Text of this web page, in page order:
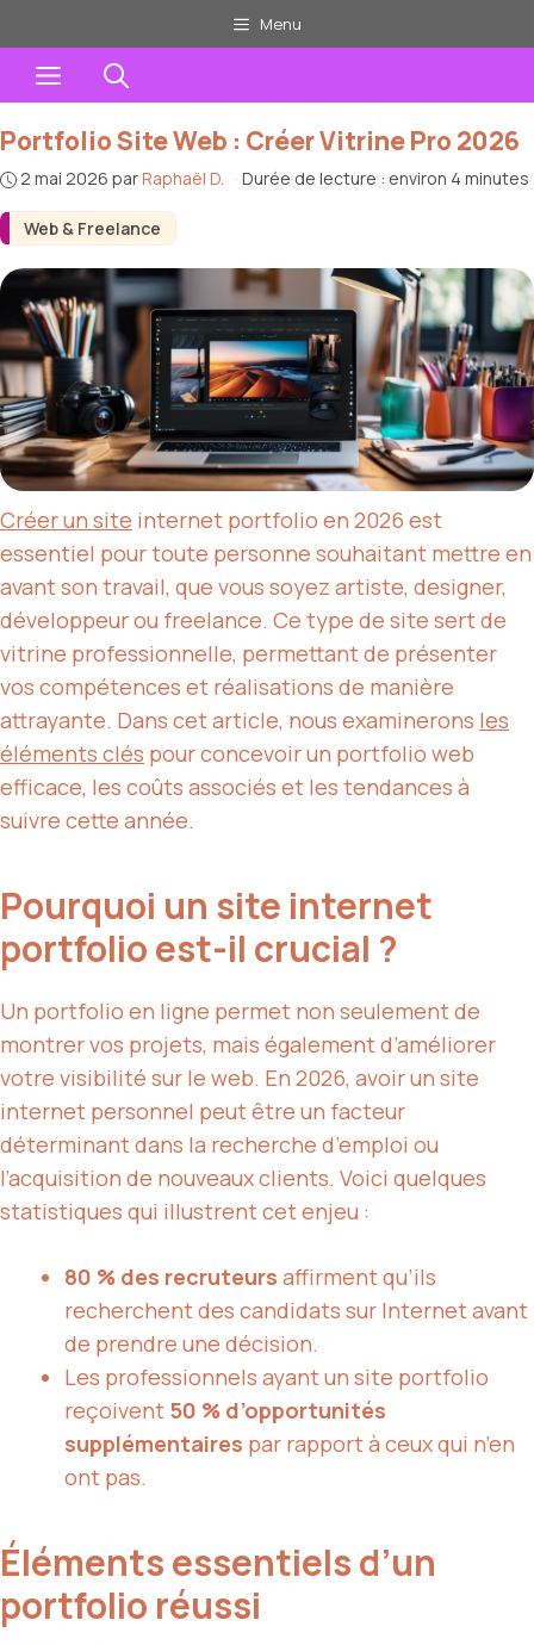
au
contenu
Menu
Menu
Web & Freelance
Portfolio Site Web : Créer Vitrine Pro 2026
2 mai 2026 parRaphaël D. · Durée de lecture : environ 4 minutes
Créer un site internet portfolio en 2026 est
essentiel pour toute personne souhaitant mettre en
avant son travail, que vous soyez artiste, designer,
développeur ou freelance. Ce type de site sert de
vitrine professionnelle, permettant de présenter
vos compétences et réalisations de manière
attrayante. Dans cet article, nous examinerons les
éléments clés pour concevoir un portfolio web
efficace, les coûts associés et les tendances à
suivre cette année.
Pourquoi un site internet
portfolio est-il crucial ?
Un portfolio en ligne permet non seulement de
montrer vos projets, mais également d’améliorer
votre visibilité sur le web. En 2026, avoir un site
internet personnel peut être un facteur
déterminant dans la recherche d’emploi ou
l’acquisition de nouveaux clients. Voici quelques
statistiques qui illustrent cet enjeu :
80 % des recruteurs affirment qu’ils
recherchent des candidats sur Internet avant
de prendre une décision.
Les professionnels ayant un site portfolio
reçoivent 50 % d’opportunités
supplémentaires par rapport à ceux qui n’en
ont pas.
Éléments essentiels d’un
portfolio réussi